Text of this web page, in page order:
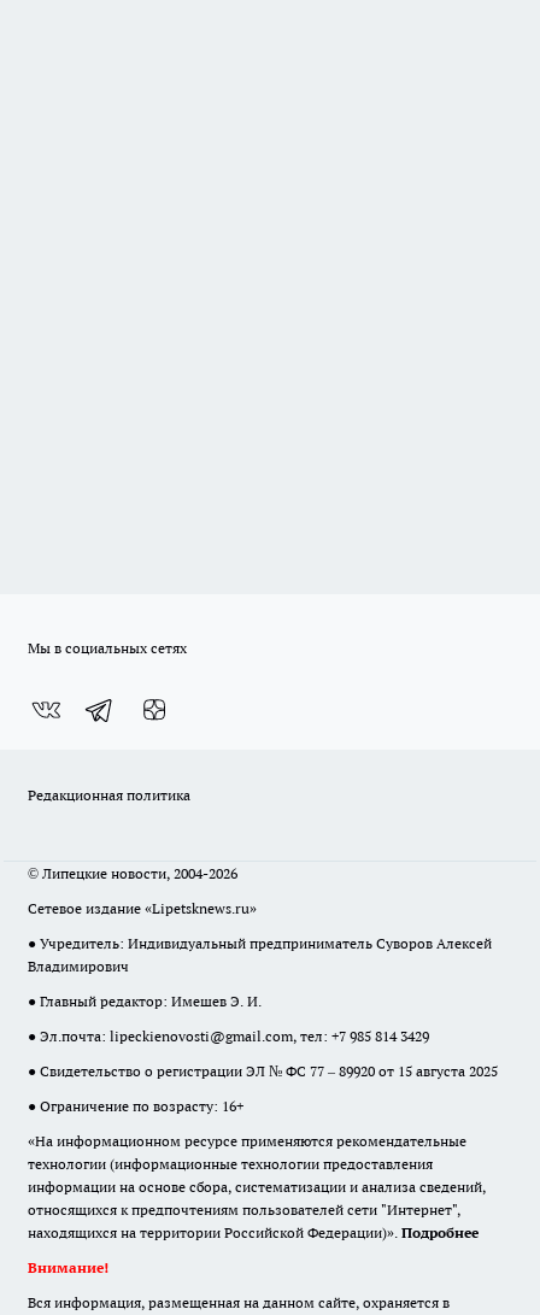
Мы в социальных сетях
Редакционная политика
© Липецкие новости, 2004-2026
Сетевое издание «Lipetsknews.ru»
● Учредитель: Индивидуальный предприниматель Суворов Алексей
Владимирович
● Главный редактор: Имешев Э. И.
● Эл.почта: lipeckienovosti@gmail.com, тел: +7 985 814 3429
● Свидетельство о регистрации ЭЛ № ФС 77 – 89920 от 15 августа 2025
● Ограничение по возрасту: 16+
«На информационном ресурсе применяются рекомендательные
технологии (информационные технологии предоставления
информации на основе сбора, систематизации и анализа сведений,
относящихся к предпочтениям пользователей сети "Интернет",
находящихся на территории Российской Федерации)». Подробнее
Внимание!
Вся информация, размещенная на данном сайте, охраняется в